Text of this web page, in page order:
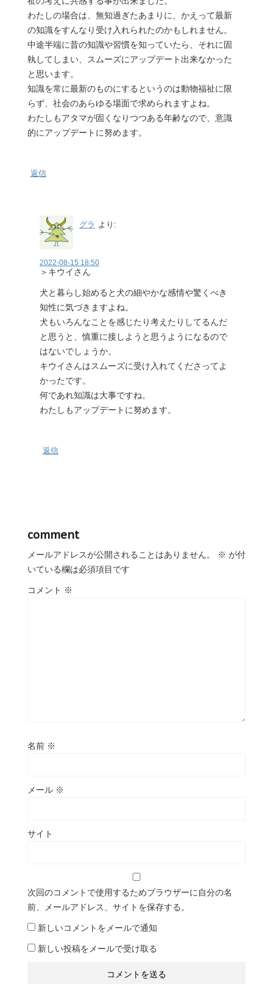
わたしの場合は、無知過ぎたあまりに、かえって最新
の知識をすんなり受け入れられたのかもしれません。
中途半端に昔の知識や習慣を知っていたら、それに固
執してしまい、スムーズにアップデート出来なかった
と思います。
知識を常に最新のものにするというのは動物福祉に限
らず、社会のあらゆる場面で求められますよね。
わたしもアタマが固くなりつつある年齢なので、意識
的にアップデートに努めます。
返信
グラ より:
2022-08-15 18:50
＞キウイさん
犬と暮らし始めると犬の細やかな感情や驚くべき
知性に気づきますよね。
犬もいろんなことを感じたり考えたりしてるんだ
と思うと、慎重に接しようと思うようになるので
はないでしょうか。
キウイさんはスムーズに受け入れてくださってよ
かったです。
何であれ知識は大事ですね。
わたしもアップデートに努めます。
返信
comment
メールアドレスが公開されることはありません。 ※ が付
いている欄は必須項目です
コメント ※
名前 ※
メール ※
サイト
次回のコメントで使用するためブラウザーに自分の名
前、メールアドレス、サイトを保存する。
新しいコメントをメールで通知
新しい投稿をメールで受け取る